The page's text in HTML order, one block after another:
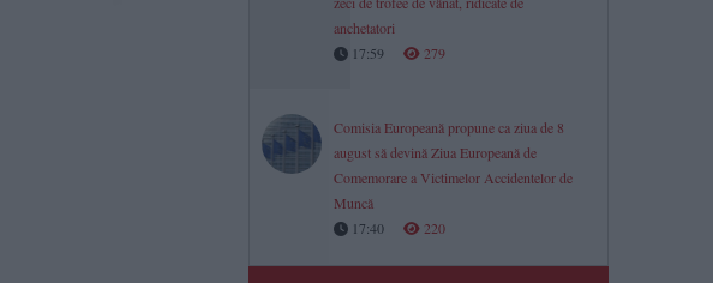
anchetatori
17:59
279
Comisia Europeană propune ca ziua de 8
august să devină Ziua Europeană de
Comemorare a Victimelor Accidentelor de
Muncă
17:40
220